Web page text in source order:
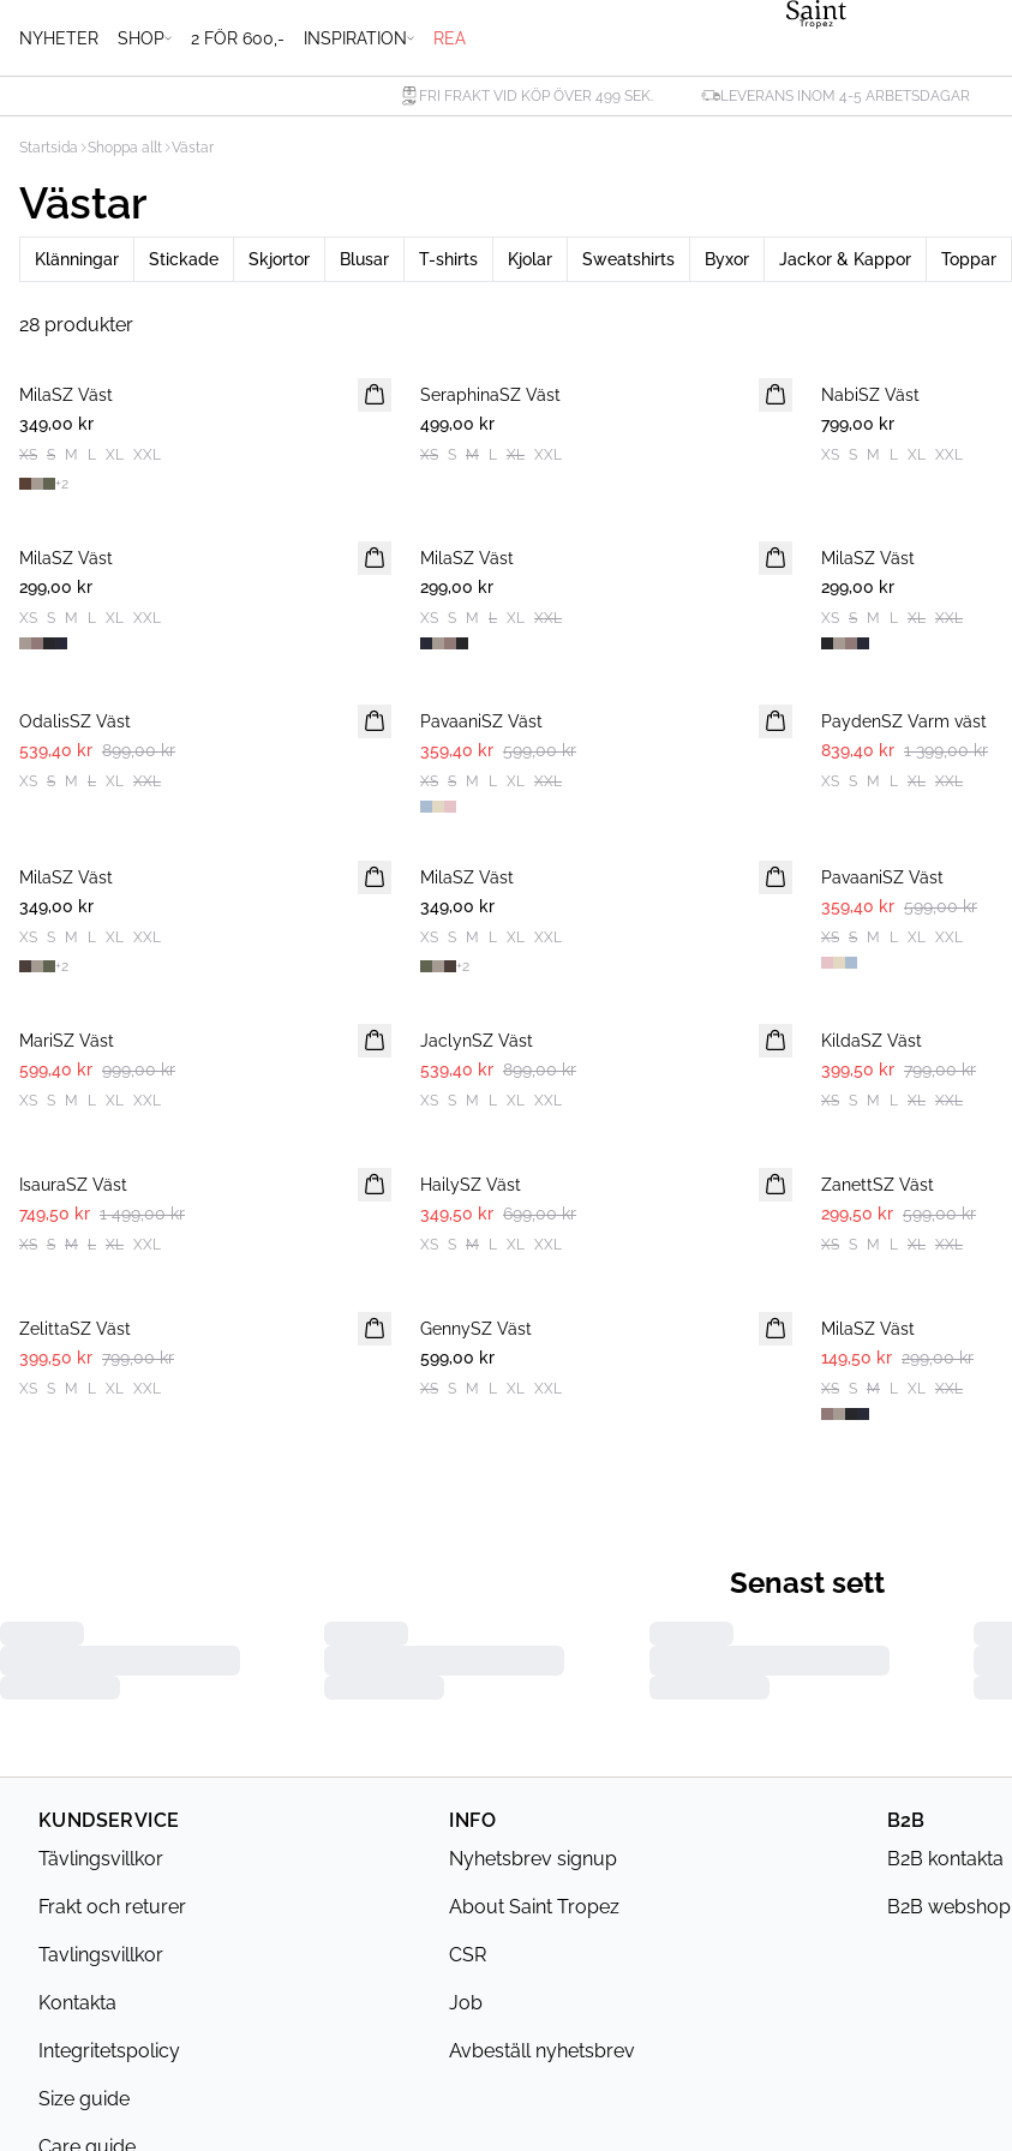
NYHETER SHOP 2 FÖR 600,- INSPIRATION REA
FRI FRAKT VID KÖP ÖVER 499 SEK. LEVERANS INOM 4-5 ARBETSDAGAR
Startsida Shoppa allt Västar
Västar
Klänningar Stickade Skjortor Blusar T-shirts Kjolar Sweatshirts Byxor Jackor & Kappor Toppar
28 produkter
2 FOR 600 SEK
MilaSZ Väst
349,00 kr
XS S M L XL XXL
+2
NYHET
SeraphinaSZ Väst
499,00 kr
XS S M L XL XXL
NYHET
NabiSZ Väst
799,00 kr
XS S M L XL XXL
MilaSZ Väst
299,00 kr
XS S M L XL XXL
MilaSZ Väst
299,00 kr
XS S M L XL XXL
MilaSZ Väst
299,00 kr
XS S M L XL XXL
OdalisSZ Väst
539,40 kr 899,00 kr
XS S M L XL XXL
PavaaniSZ Väst
359,40 kr 599,00 kr
XS S M L XL XXL
PaydenSZ Varm väst
839,40 kr 1 399,00 kr
XS S M L XL XXL
NYHET
MilaSZ Väst
349,00 kr
XS S M L XL XXL
+2
NYHET
MilaSZ Väst
349,00 kr
XS S M L XL XXL
+2
PavaaniSZ Väst
359,40 kr 599,00 kr
XS S M L XL XXL
MariSZ Väst
599,40 kr 999,00 kr
XS S M L XL XXL
JaclynSZ Väst
539,40 kr 899,00 kr
XS S M L XL XXL
KildaSZ Väst
399,50 kr 799,00 kr
XS S M L XL XXL
IsauraSZ Väst
749,50 kr 1 499,00 kr
XS S M L XL XXL
HailySZ Väst
349,50 kr 699,00 kr
XS S M L XL XXL
ZanettSZ Väst
299,50 kr 599,00 kr
XS S M L XL XXL
ZelittaSZ Väst
399,50 kr 799,00 kr
XS S M L XL XXL
NYHET
GennySZ Väst
599,00 kr
XS S M L XL XXL
MilaSZ Väst
149,50 kr 299,00 kr
XS S M L XL XXL
Senast sett
KUNDSERVICE
Tävlingsvillkor
Frakt och returer
Tavlingsvillkor
Kontakta
Integritetspolicy
Size guide
INFO
Nyhetsbrev signup
About Saint Tropez
CSR
Job
Avbeställ nyhetsbrev
B2B
B2B kontakta
B2B webshop